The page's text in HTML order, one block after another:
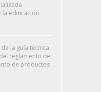
edificación
la guía técnica
reglamento de
de productos